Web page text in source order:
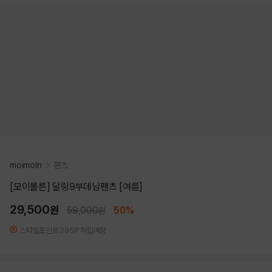
moimoln 팬츠
[모이몰른] 달링9부데님팬츠 [여름]
29,500원 59,000원 50%
스타일포인트 295P 적립예정